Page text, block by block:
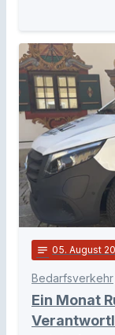
notes 05. August
Bedarfsverkehr
Ein Monat